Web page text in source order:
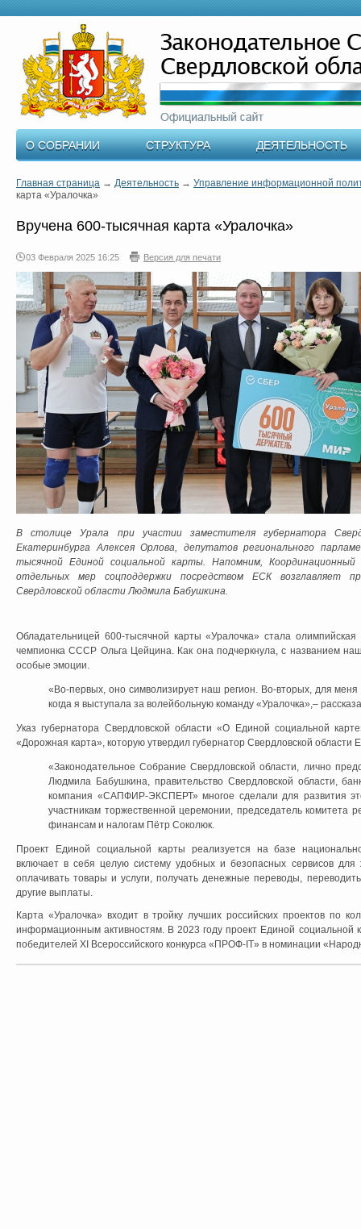
О СОБРАНИИ СТРУКТУРА ДЕЯТЕЛЬНОСТЬ
Главная страница → Деятельность → Управление информационной
карта «Уралочка»
Вручена 600-тысячная карта «Уралочка»
03 Февраля 2025 16:25 Версия для печати
В столице Урала при участии заместителя губернатора
Екатеринбурга Алексея Орлова, депутатов регионального
тысячной Единой социальной карты. Напомним,
отдельных мер соцподдержки посредством ЕСК возглавляет
Свердловской области Людмила Бабушкина.
Обладательницей 600-тысячной карты «Уралочка» стала
чемпионка СССР Ольга Цейцина. Как она подчеркнула, с названием
особые эмоции.
«Во-первых, оно символизирует наш регион. Во-вторых, для меня
когда я выступала за волейбольную команду «Уралочка»,–
Указ губернатора Свердловской области «О Единой социальной
«Дорожная карта», которую утвердил губернатор Свердловской области
«Законодательное Собрание Свердловской области, лично
Людмила Бабушкина, правительство Свердловской области,
компания «САПФИР-ЭКСПЕРТ» многое сделали для развития
участникам торжественной церемонии, председатель комитета
финансам и налогам Пётр Соколюк.
Проект Единой социальной карты реализуется на базе
включает в себя целую систему удобных и безопасных сервисов
оплачивать товары и услуги, получать денежные переводы,
другие выплаты.
Карта «Уралочка» входит в тройку лучших российских проектов по
информационным активностям. В 2023 году проект Единой социальной
победителей XI Всероссийского конкурса «ПРОФ-IT» в номинации